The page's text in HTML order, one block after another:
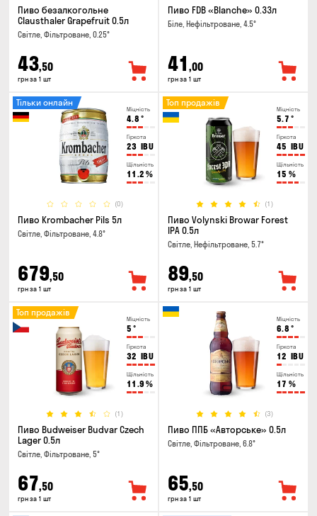
Пиво безалкогольне
Clausthaler Grapefruit 0.5л
Світле, Фільтроване, 0.25°
43,50
грн за 1 шт
Пиво FDB «Blanche» 0.33л
Біле, Нефільтроване, 4.5°
41 ,00
грн за 1 шт
Міцність
4.8 °
Гіркота
23 IBU
Щільність
11.2 %
(0)
Тільки онлайн
Пиво Krombacher Pils 5л
Світле, Фільтроване, 4.8°
679,50
грн за 1 шт
Міцність
5.7 °
Гіркота
45 IBU
Щільність
15 %
(1)
Топ продажів
Пиво Volynski Browar Forest
IPA 0.5л
Світле, Нефільтроване, 5.7°
89,50
грн за 1 шт
Міцність
5 °
Гіркота
32 IBU
Щільність
11.9 %
(1)
Топ продажів
Пиво Budweiser Budvar Czech
Lager 0.5л
Світле, Фільтроване, 5°
67,50
грн за 1 шт
Міцність
6.8 °
Гіркота
12 IBU
Щільність
17 %
(3)
Пиво ППБ «Авторське» 0.5л
Світле, Фільтроване, 6.8°
65,50
грн за 1 шт